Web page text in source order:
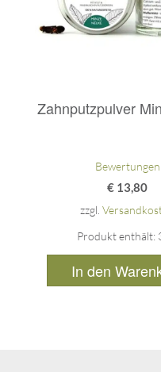
Zahnputzpulver
Bewertungen
€ 13,80
zzgl.
Produkt enthält:
In den